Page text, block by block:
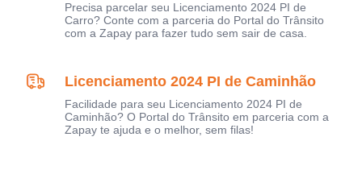
Precisa parcelar seu Licenciamento 2024 PI de
Carro? Conte com a parceria do Portal do Trânsito
com a Zapay para fazer tudo sem sair de casa.
Licenciamento 2024 PI de Caminhão
Facilidade para seu Licenciamento 2024 PI de
Caminhão? O Portal do Trânsito em parceria com a
Zapay te ajuda e o melhor, sem filas!